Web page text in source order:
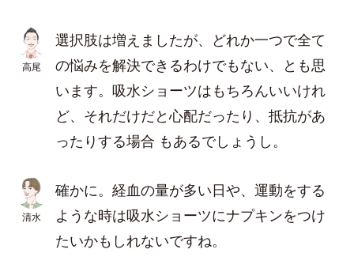
高尾
選択肢は増えましたが、どれか一つで全て
の悩みを解決できるわけでもない、とも思
います。吸水ショーツはもちろんいいけれ
ど、それだけだと心配だったり、抵抗があ
ったりする場合 もあるでしょうし。
清水
確かに。経血の量が多い日や、運動をする
ような時は吸水ショーツにナプキンをつけ
たいかもしれないですね。